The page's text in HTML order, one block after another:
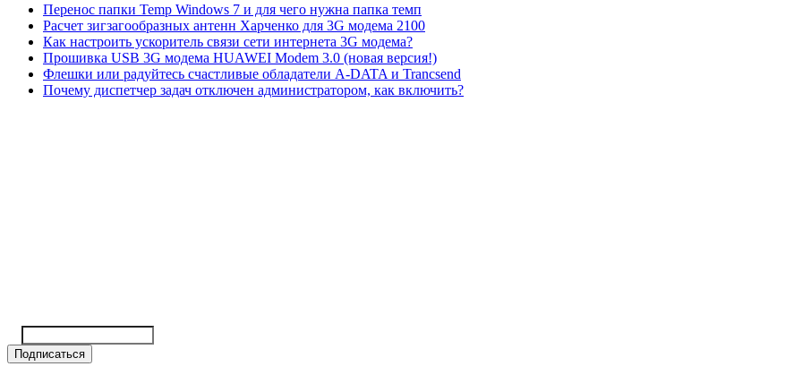
Перенос папки Temp Windows 7 и для чего нужна папка темп
Расчет зигзагообразных антенн Харченко для 3G модема 2100
Как настроить ускоритель связи сети интернета 3G модема?
Прошивка USB 3G модема HUAWEI Modem 3.0 (новая версия!)
Флешки или радуйтесь счастливые обладатели A-DATA и Trancsend
Почему диспетчер задач отключен администратором, как включить?